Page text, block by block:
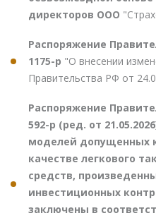
директоров ООО
Распоряжение
1175-р "О внесении
Правительства РФ от
Распоряжение
592-р (ред. от
моделей допущенных
качестве легкового
средств,
инвестиционных
заключены в